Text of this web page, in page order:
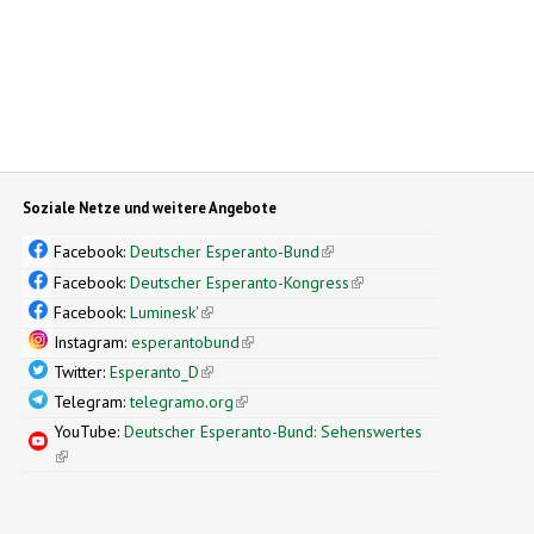
Soziale Netze und weitere Angebote
Facebook:Deutscher Esperanto-Bund(link is external)
Facebook:Deutscher Esperanto-Kongress(link is external)
Facebook:Luminesk'(link is external)
Instagram:esperantobund(link is external)
Twitter:Esperanto_D(link is external)
Telegram:telegramo.org(link is external)
YouTube:Deutscher Esperanto-Bund: Sehenswertes
(link is external)